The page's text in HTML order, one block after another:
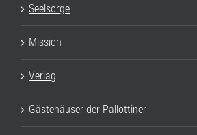
Seelsorge
Mission
Verlag
Gästehäuser der Pallottiner